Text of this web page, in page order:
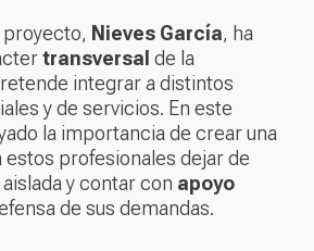
Nieves García, ha
transversal de la
integrar a distintos
y de servicios. En este
la importancia de crear una
estos profesionales dejar de
y contar con apoyo
de sus demandas.